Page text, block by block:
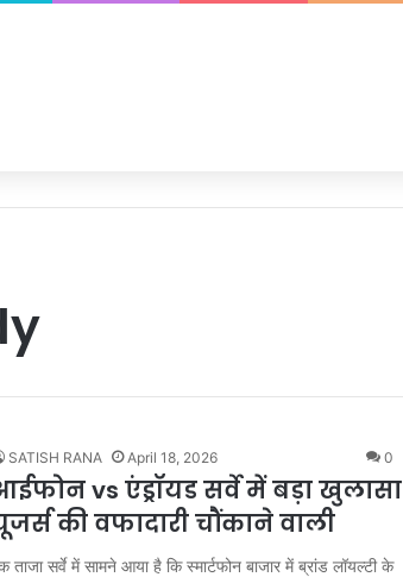
SATISH RANA April 18, 2026 0
vs एंड्रॉयड सर्वे में बड़ा खुलासा
की वफादारी चौंकाने वाली
ताजा सर्वे में सामने आया है कि स्मार्टफोन बाजार में ब्रांड लॉयल्टी के